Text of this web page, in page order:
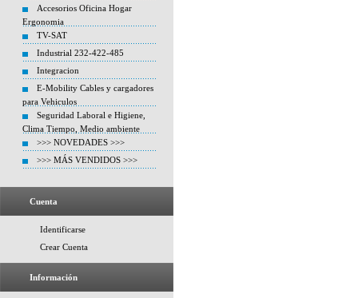
Accesorios Oficina Hogar
Ergonomia
TV-SAT
Industrial 232-422-485
Integracion
E-Mobility Cables y cargadores
para Vehiculos
Seguridad Laboral e Higiene,
Clima Tiempo, Medio ambiente
>>> NOVEDADES >>>
>>> MÁS VENDIDOS >>>
Cuenta
Identificarse
Crear Cuenta
Información